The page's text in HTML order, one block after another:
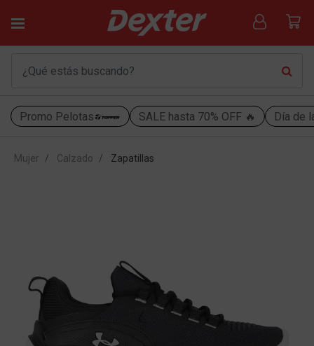
Promo Pelotas SALE hasta 70% OFF 🔥 Día de
Mujer Calzado Zapatillas